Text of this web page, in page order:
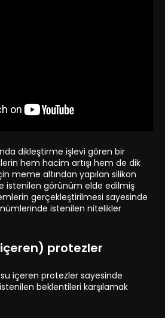
dikleştirme işlevi gören bir
hem hacim artışı hem de dik
meme altından yapılan silikon
istenilen görünüm elde edilmiş
gerçekleştirilmesi sayesinde
istenilen nitelikler
protezler
su içeren protezler sayesinde
beklentileri karşılamak